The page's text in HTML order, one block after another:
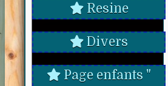
Resine
Divers
Page enfants "